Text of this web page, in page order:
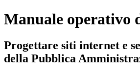
Manuale operativo
Progettare siti internet e
della Pubblica